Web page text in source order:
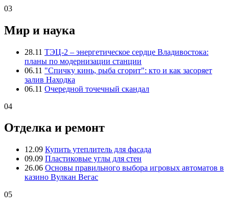
03
Мир и наука
28.11 ТЭЦ-2 – энергетическое сердце Владивостока:
планы по модернизации станции
06.11 "Спичку кинь, рыба сгорит": кто и как засоряет
залив Находка
06.11 Очередной точечный скандал
04
Отделка и ремонт
12.09 Купить утеплитель для фасада
09.09 Пластиковые углы для стен
26.06 Основы правильного выбора игровых автоматов в
казино Вулкан Вегас
05